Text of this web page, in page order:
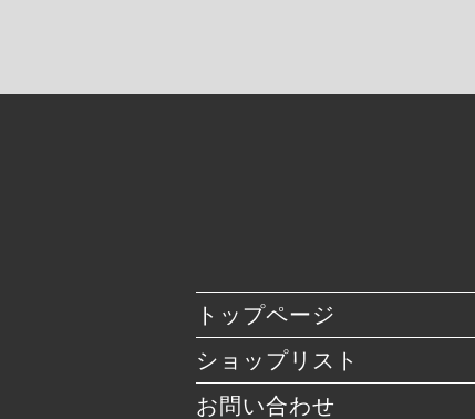
トップページ
ショップリスト
お問い合わせ